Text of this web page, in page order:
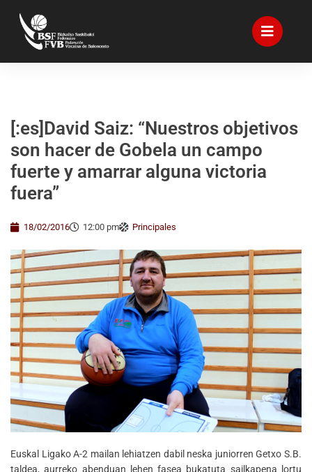
[:es]David Saiz: “Nuestros objetivos
son hacer de Gobela un campo
fuerte y amarrar alguna victoria
fuera”
18/02/2016 12:00 pm Principales
Euskal Ligako A-2 mailan lehiatzen dabil neska juniorren Getxo S.B.
taldea, aurreko abenduan lehen fasea bukatuta sailkapena lortu